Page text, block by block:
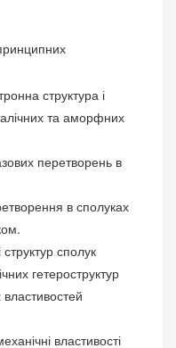
структура і
та аморфних
перетворень в
в сполуках
сполук
гетероструктур
властивості